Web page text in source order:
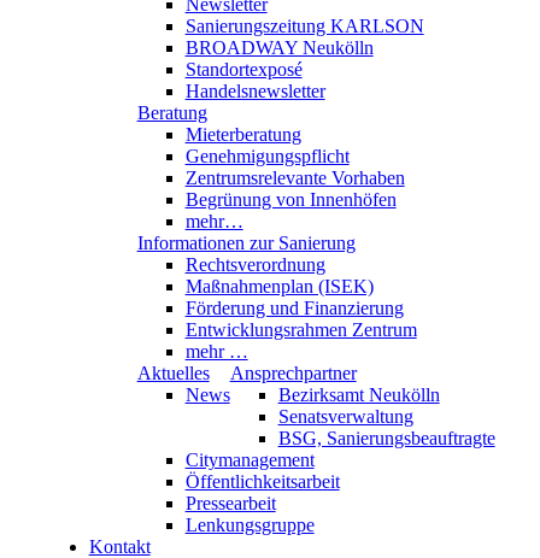
Newsletter
Sanierungszeitung KARLSON
BROADWAY Neukölln
Standortexposé
Handelsnewsletter
Beratung
Mieterberatung
Genehmigungspflicht
Zentrumsrelevante Vorhaben
Begrünung von Innenhöfen
mehr…
Informationen zur Sanierung
Rechtsverordnung
Maßnahmenplan (ISEK)
Förderung und Finanzierung
Entwicklungsrahmen Zentrum
mehr …
Aktuelles
News
Ansprechpartner
Bezirksamt Neukölln
Senatsverwaltung
BSG, Sanierungsbeauftragte
Citymanagement
Öffentlichkeitsarbeit
Pressearbeit
Lenkungsgruppe
Kontakt